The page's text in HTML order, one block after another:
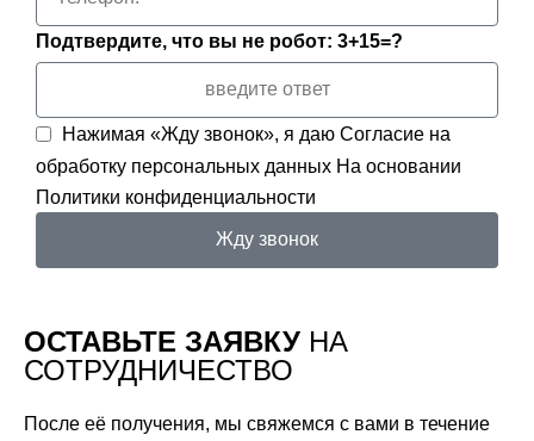
Подтвердите, что вы не робот: 3+15=?
Нажимая «Жду звонок», я даю Согласие на
обработку персональных данных На основании
Политики конфиденциальности
Жду звонок
ОСТАВЬТЕ ЗАЯВКУ НА
СОТРУДНИЧЕСТВО
После её получения, мы свяжемся с вами в течение